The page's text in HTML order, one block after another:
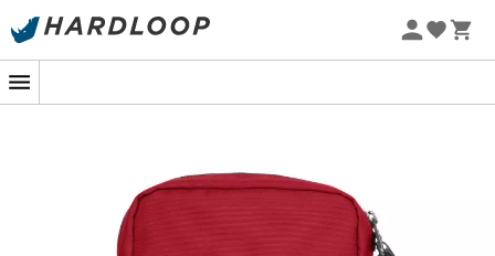
Promos d'été 🔥 -5 % EXTRA dès 2 produits* code Summer5
-5% Extra - Code Summer5